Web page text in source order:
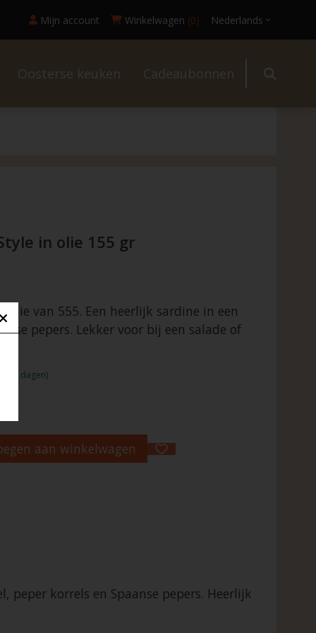
Mijn account Winkelwagen (0) Nederlands
Oosterse keuken Cadeaubonnen
in olie 155 gr
olie van 555. Een heerlijk sardine in een
pepers. Lekker voor bij een salade of
- 2 dagen)
aan winkelwagen
korrels en Spaanse pepers. Heerlijk